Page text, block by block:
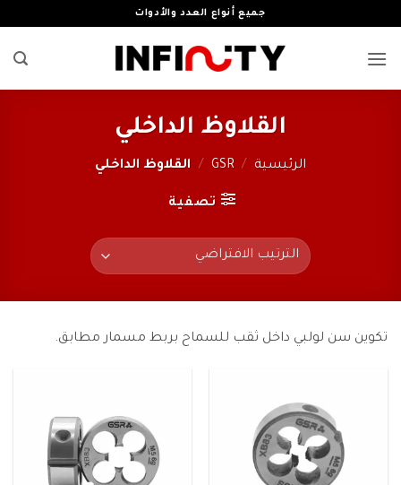
جميع أنواع العدد والأدوات
القلاوظ الداخلي
الرئيسية /
GSR
/ القلاوظ الداخلي
تصفية
تكوين سن لولبي داخل ثقب للسماح بربط مسمار مطابق.